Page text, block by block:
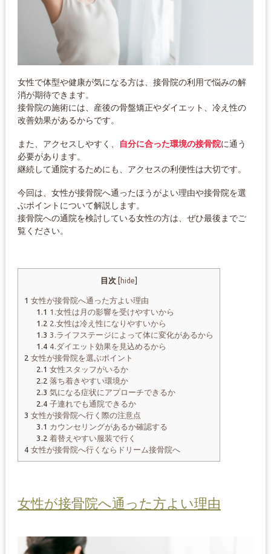
女性で体型や健康が気になる方は、接骨院の利用で悩みの解
消が期待できます。
接骨院の施術には、産後の骨盤矯正やダイエット、冷え性の
改善効果があるからです。
また、アクセスしやすく、 自分に合った環境の接骨院に通う
必要があります。
継続して通院するためにも、アクセスの利便性は大切です。
今回は、女性が接骨院へ通ったほうがよい理由や接骨院を選
ぶポイントについて解説します。
接骨院への通院を検討している女性の方は、ぜひ最後までご
覧ください。
目次 hide
1 女性が接骨院へ通った方よい理由
1.1 1.女性は月の影響を受けやすいから
1.2 2.女性は冷え性になりやすいから
1.3 3.ライフステージによって体に変化があるから
1.4 4.ダイエット効果を見込めるから
2 女性が接骨院を選ぶポイント
2.1 女性スタッフがいるか
2.2 落ち着きやすい環境か
2.3 気になる症状にアプローチできるか
2.4 子連れでも通院できるか
3 女性が接骨院へ行く際の注意点
3.1 カウンセリングがあるか確認する
3.2 着替えやすい服装で行く
4 女性が接骨院へ行くならドリーム接骨院へ
女性が接骨院へ通った方よい理由